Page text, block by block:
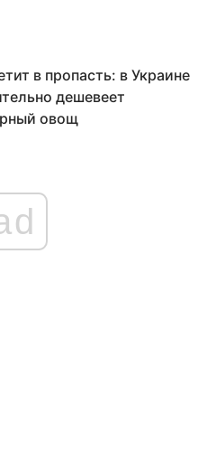
в пропасть: в Украине
дешевеет
овощ